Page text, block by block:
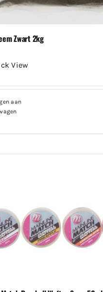
Zwart 2kg
View
aan